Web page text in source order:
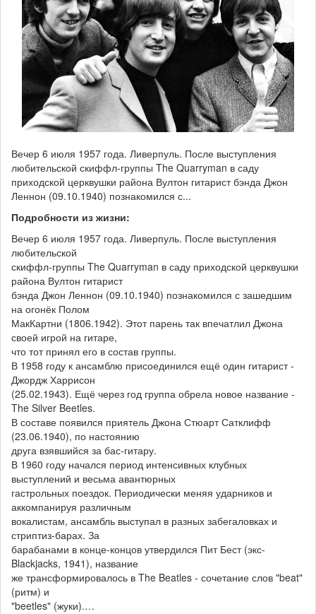
Вечер 6 июля 1957 года. Ливерпуль. После выступления
любительской скиффл-группы The Quarryman в саду
приходской церквушки района Вултон гитарист бэнда Джон
Леннон (09.10.1940) познакомился с...
Подробности из жизни:
Вечер 6 июля 1957 года. Ливерпуль. После выступления
любительской
скиффл-группы The Quarryman в саду приходской церквушки
района Вултон гитарист
бэнда Джон Леннон (09.10.1940) познакомился с зашедшим
на огонёк Полом
МакКартни (1806.1942). Этот парень так впечатлил Джона
своей игрой на гитаре,
что тот принял его в состав группы.
В 1958 году к ансамблю присоединился ещё один гитарист -
Джордж Харрисон
(25.02.1943). Ещё через год группа обрела новое название -
The Silver Beetles.
В составе появился приятель Джона Стюарт Сатклифф
(23.06.1940), по настоянию
друга взявшийся за бас-гитару.
В 1960 году начался период интенсивных клубных
выступлений и весьма авантюрных
гастрольных поездок. Периодически меняя ударников и
аккомпанируя различным
вокалистам, ансамбль выступал в разных забегаловках и
стриптиз-барах. За
барабанами в конце-концов утвердился Пит Бест (экс-
Blackjacks, 1941), название
же трансформировалось в The Beatles - сочетание слов "beat"
(ритм) и
"beetles" (жуки).…